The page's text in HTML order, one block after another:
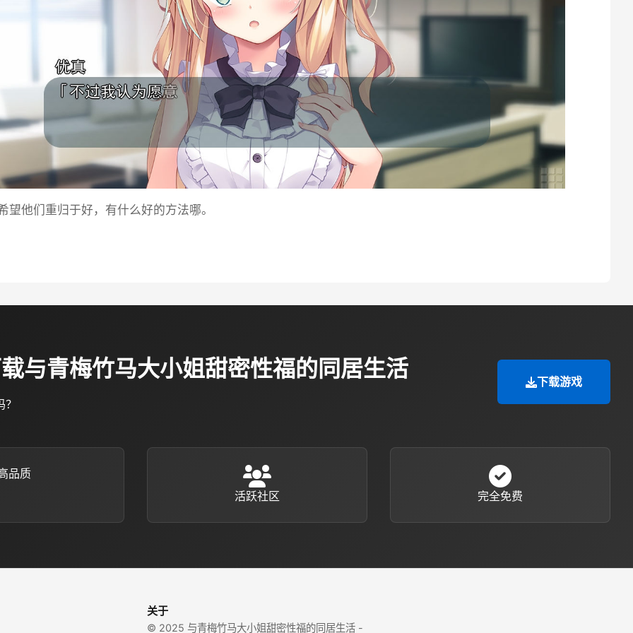
望他们重归于好，有什么好的方法哪。
与青梅竹马大小姐甜密性福的同居生活 下载游戏
品质
活跃社区
完全免费
关于
© 2025 与青梅竹马大小姐甜密性福的同居生活 -